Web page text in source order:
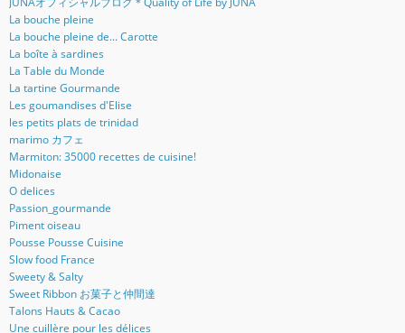
La bouche pleine
La bouche pleine de... Carotte
La boîte à sardines
La Table du Monde
La tartine Gourmande
Les goumandises d'Elise
les petits plats de trinidad
marimo カフェ
Marmiton: 35000 recettes de cuisine!
Midonaise
O delices
Passion_gourmande
Piment oiseau
Pousse Pousse Cuisine
Slow food France
Sweety & Salty
Sweet Ribbon お菓子と仲間達
Talons Hauts & Cacao
Une cuillère pour les délices